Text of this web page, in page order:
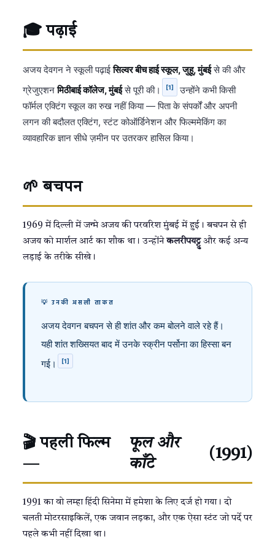
🎓 पढ़ाई
अजय देवगन ने स्कूली पढ़ाईसिल्वर बीच हाई स्कूल, जुहू, मुंबईसे की और
ग्रेजुएशनमिठीबाई कॉलेज, मुंबईसे पूरी की। [1]
उन्होंने कभी किसी
फॉर्मल एक्टिंग स्कूल का रुख नहीं किया — पिता के संपर्कों और अपनी
लगन की बदौलत एक्टिंग, स्टंट कोऑर्डिनेशन और फिल्ममेकिंग का
व्यावहारिक ज्ञान सीधे ज़मीन पर उतरकर हासिल किया।
🌱 बचपन
1969 में दिल्ली में जन्मे अजय की परवरिश मुंबई में हुई। बचपन से ही
अजय को मार्शल आर्ट का शौक था। उन्होंने कलरीपयट्टुऔर कई अन्य
लड़ाई के तरीके सीखे।
💡 उनकी असली ताकत
अजय देवगन बचपन से ही शांत और कम बोलने वाले रहे हैं।
यही शांत शख्सियत बाद में उनके स्क्रीन पर्सोना का हिस्सा बन
गई।
[1]
🎬 पहली फिल्म
—
फूल और
काँटे
(1991)
1991 का वो लम्हा हिंदी सिनेमा में हमेशा के लिए दर्ज हो गया। दो
चलती मोटरसाइकिलें, एक जवान लड़का, और एक ऐसा स्टंट जो पर्दे पर
पहले कभी नहीं दिखा था।